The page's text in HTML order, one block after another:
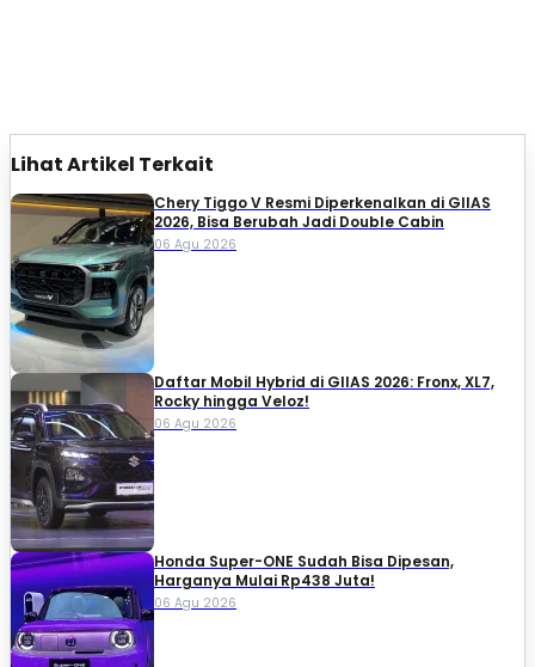
Lihat Artikel Terkait
Chery Tiggo V Resmi Diperkenalkan di GIIAS
2026, Bisa Berubah Jadi Double Cabin
06 Agu 2026
Daftar Mobil Hybrid di GIIAS 2026: Fronx, XL7,
Rocky hingga Veloz!
06 Agu 2026
Honda Super-ONE Sudah Bisa Dipesan,
Harganya Mulai Rp438 Juta!
06 Agu 2026